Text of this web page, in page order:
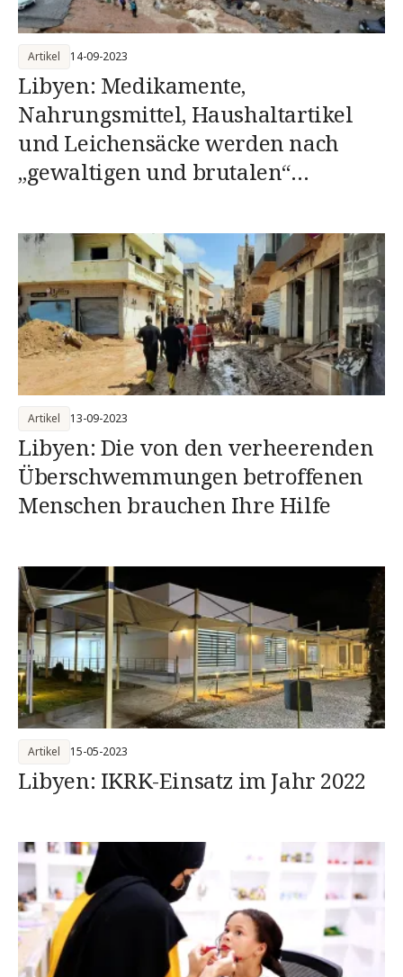
Libyen: Medikamente,
Nahrungsmittel, Haushaltartikel
und Leichensäcke werden nach
„gewaltigen und brutalen“
Menschen verteilt
Artikel 14-09-2023
Libyen: Die von den verheerenden
Überschwemmungen betroffenen
Menschen brauchen Ihre Hilfe
Artikel 13-09-2023
Libyen: IKRK-Einsatz im Jahr 2022
Artikel 15-05-2023